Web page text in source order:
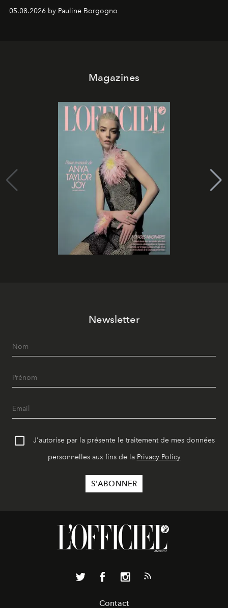
05.08.2026 by Pauline Borgogno
Magazines
Newsletter
J'autorise par la présente le traitement de mes données
personnelles aux fins de la Privacy Policy
Contact